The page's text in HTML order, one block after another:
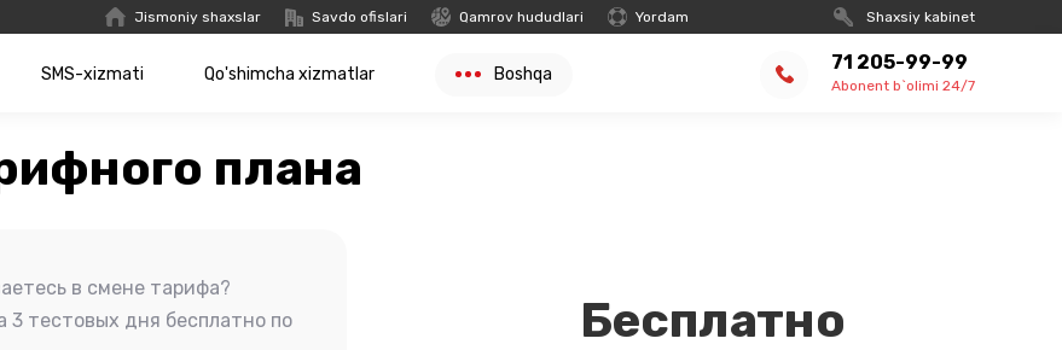
Jismoniy shaxslar Savdo ofislari Qamrov hududlari Yordam Shaxsiy kabinet
SMS-xizmati Qo'shimcha xizmatlar Boshqa 71 205-99-99
Abonent b`olimi 24/7
плана
в смене тарифа?
тестовых дня бесплатно по
Бесплатно